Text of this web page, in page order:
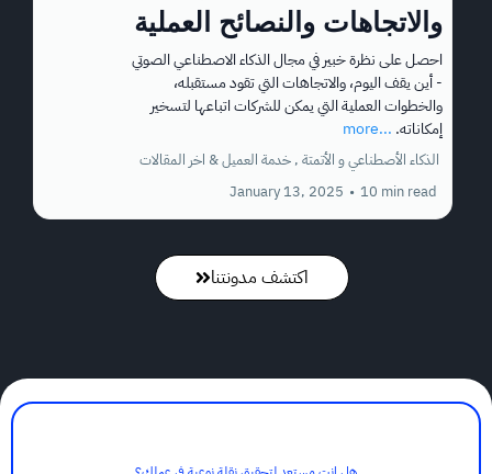
والاتجاهات والنصائح العملية
احصل على نظرة خبير في مجال الذكاء الاصطناعي الصوتي
- أين يقف اليوم، والاتجاهات التي تقود مستقبله،
والخطوات العملية التي يمكن للشركات اتباعها لتسخير
إمكاناته. ...more
الذكاء الأصطناعي و الأتمتة , خدمة العميل & اخر المقالات
January 13, 2025 • 10 min read
اكتشف مدونتنا